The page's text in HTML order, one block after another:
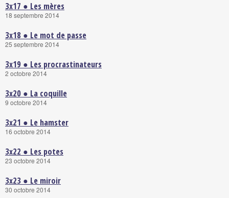
3x17 ● Les mères
18 septembre 2014
3x18 ● Le mot de passe
25 septembre 2014
3x19 ● Les procrastinateurs
2 octobre 2014
3x20 ● La coquille
9 octobre 2014
3x21 ● Le hamster
16 octobre 2014
3x22 ● Les potes
23 octobre 2014
3x23 ● Le miroir
30 octobre 2014